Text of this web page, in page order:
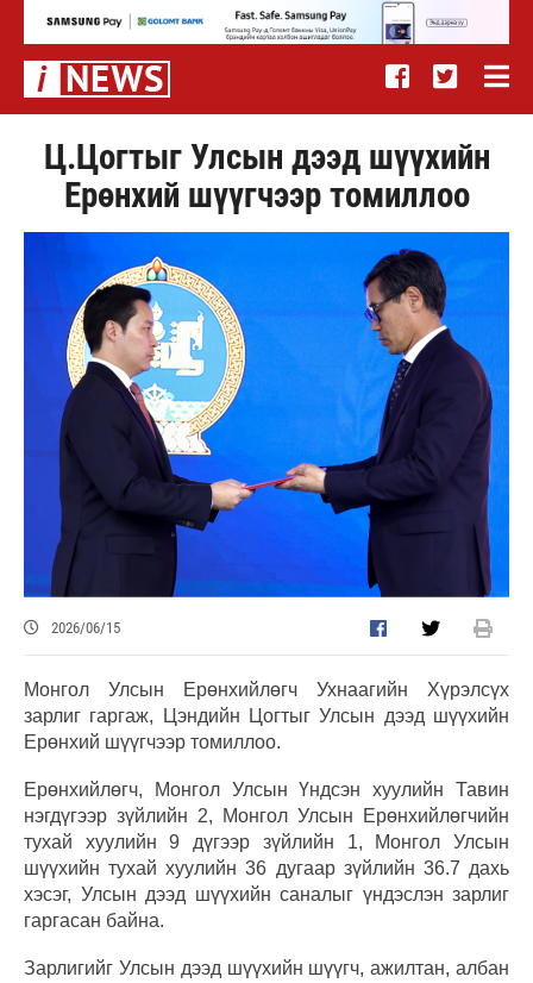
Ц.Цогтыг Улсын дээд шүүхийн
Ерөнхий шүүгчээр томиллоо
2026/06/15
Монгол Улсын Ерөнхийлөгч Ухнаагийн Хүрэлсүх
зарлиг гаргаж, Цэндийн Цогтыг Улсын дээд шүүхийн
Ерөнхий шүүгчээр томиллоо.
Ерөнхийлөгч, Монгол Улсын Үндсэн хуулийн Тавин
нэгдүгээр зүйлийн 2, Монгол Улсын Ерөнхийлөгчийн
тухай хуулийн 9 дүгээр зүйлийн 1, Монгол Улсын
шүүхийн тухай хуулийн 36 дугаар зүйлийн 36.7 дахь
хэсэг, Улсын дээд шүүхийн саналыг үндэслэн зарлиг
гаргасан байна.
Зарлигийг Улсын дээд шүүхийн шүүгч, ажилтан, албан